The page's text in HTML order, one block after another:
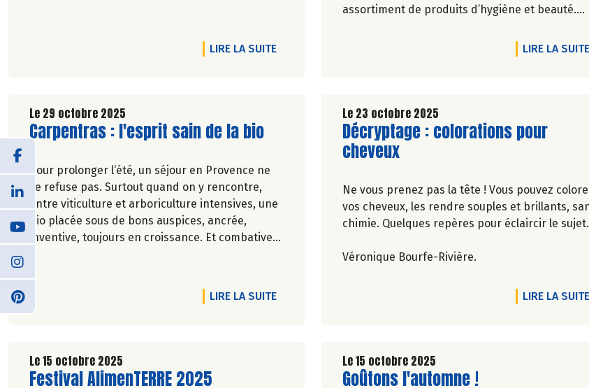
LIRE LA SUITEDE L'ARTICLE OUI AU VRAI GOÛT, NON AUX ARÔMES
assortiment de produits d’hygiène et beauté.
l’étendard des valeurs défendues par laLIRE LA SUITE
Le 29 octobre 2025
Lire la suite de l'article
Carpentras : l'esprit sain de la bio
Pour prolonger l‘été, un séjour en Provence ne
se refuse pas. Surtout quand on y rencontre,
entre viticulture et arboriculture intensives, une
bio placée sous de bons auspices, ancrée,
inventive, toujours en croissance. Et combative
LIRE LA SUITEDE L'ARTICLE CARPENTRAS : L'ESPRIT SAIN DE LA BIO
Le 23 octobre 2025
Lire la suite de l'article
Décryptage : colorations pour
cheveux
Ne vous prenez pas la tête ! Vous pouvez
vos cheveux, les rendre souples et brillants,
chimie. Quelques repères pour éclaircir le sujet.
Véronique Bourfe-Rivière.
LIRE LA SUITE
Le 15 octobre 2025
Lire la suite de l'article
Festival AlimenTERRE 2025
Le 15 octobre 2025
Lire la suite de l'article
Goûtons l'automne !